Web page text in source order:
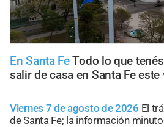
En Santa FeTodo lo que
salir de casa en Santa Fe
Viernes 7 de agosto de 2026 El
de Santa Fe; la información